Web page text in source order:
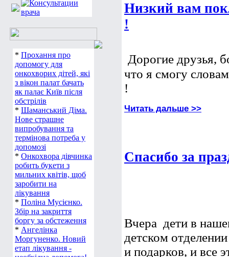
* Прохання про
допомогу для
онкохворих дітей, які
з вікон палат бачать
як палає Київ після
обстрілів
* Шаманський Діма.
Нове страшне
випробування та
термінова потреба у
допомозі
* Онкохвора дівчинка
робить букети з
мильних квітів, щоб
заробити на
лікування
* Поліна Мусієнко.
Збір на закриття
боргу за обстеження
* Ангелінка
Моргуненко. Новий
етап лікування -
Низкий вам
!
Дорогие друзья,
что я смогу
!
Читать дальше >>
Спасибо за
Вчера  дети в
детском
и подарков, и все